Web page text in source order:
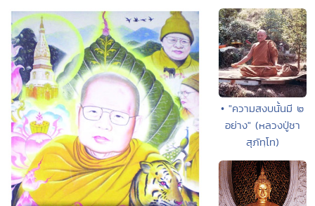
• "ความสงบนั้นมี ๒
อย่าง" (หลวงปู่ชา
สุภัทฺโท)